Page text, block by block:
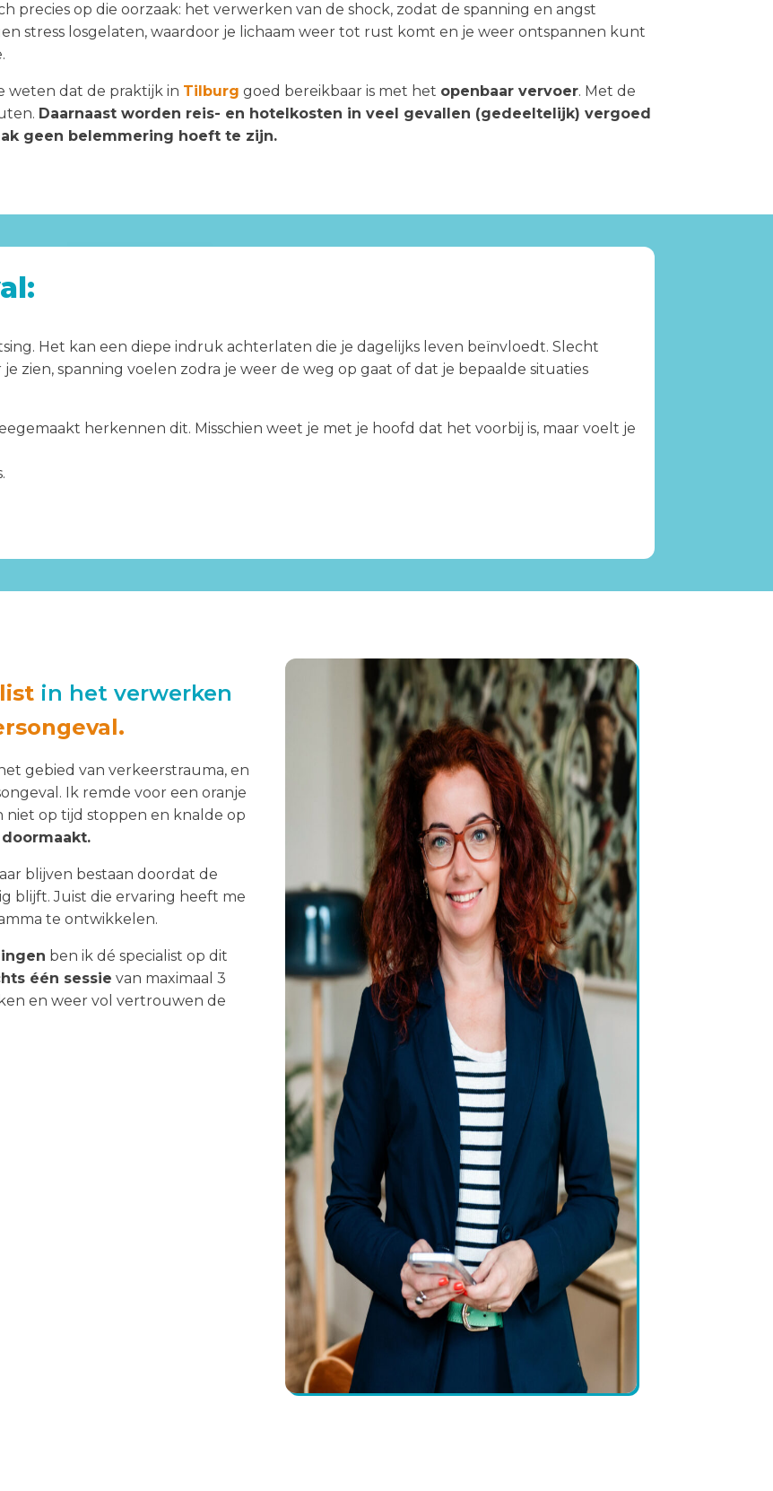
precies op die oorzaak: het verwerken van de shock, zodat de spanning en angst
stress losgelaten, waardoor je lichaam weer tot rust komt en je weer ontspannen kunt
weten dat de praktijk in Tilburg goed bereikbaar is met het openbaar vervoer. Met de
Daarnaast worden reis- en hotelkosten in veel gevallen (gedeeltelijk) vergoed
geen belemmering hoeft te zijn.
Het kan een diepe indruk achterlaten die je dagelijks leven beïnvloedt. Slecht
zien, spanning voelen zodra je weer de weg op gaat of dat je bepaalde situaties
herkennen dit. Misschien weet je met je hoofd dat het voorbij is, maar voelt je
in het verwerken
gebied van verkeerstrauma, en
Ik remde voor een oranje
op tijd stoppen en knalde op
blijven bestaan doordat de
blijft. Juist die ervaring heeft me
te ontwikkelen.
ben ik dé specialist op dit
één sessie van maximaal 3
en weer vol vertrouwen de